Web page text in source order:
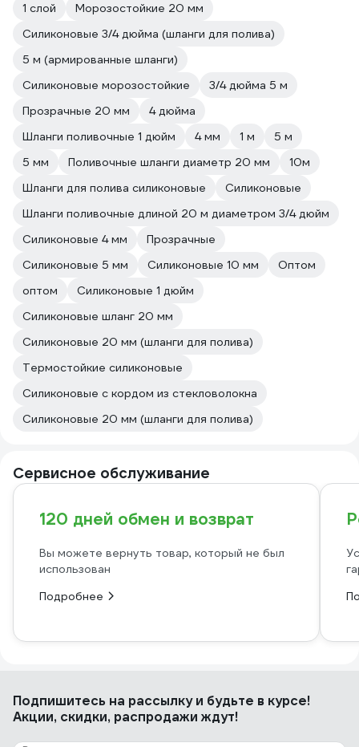
1 слой
Морозостойкие 20 мм
Силиконовые 3/4 дюйма (шланги для полива)
5 м (армированные шланги)
Силиконовые морозостойкие
3/4 дюйма 5 м
Прозрачные 20 мм
4 дюйма
Шланги поливочные 1 дюйм
4 мм 1 м
5 м
5 мм
Поливочные шланги диаметр 20 мм
10м
Шланги для полива силиконовые
Силиконовые
Шланги поливочные длиной 20 м диаметром 3/4 дюйм
Силиконовые 4 мм
Прозрачные
Силиконовые 5 мм
Силиконовые 10 мм
Оптом
оптом
Силиконовые 1 дюйм
Силиконовые шланг 20 мм
Силиконовые 20 мм (шланги для полива)
Термостойкие силиконовые
Силиконовые с кордом из стекловолокна
Силиконовые 20 мм (шланги для полива)
Сервисное обслуживание
120 дней обмен и возврат
Вы можете вернуть товар, который не был
использован
Подробнее
Подпишитесь на рассылкуи будьте в курсе!
Акции, скидки, распродажи ждут!